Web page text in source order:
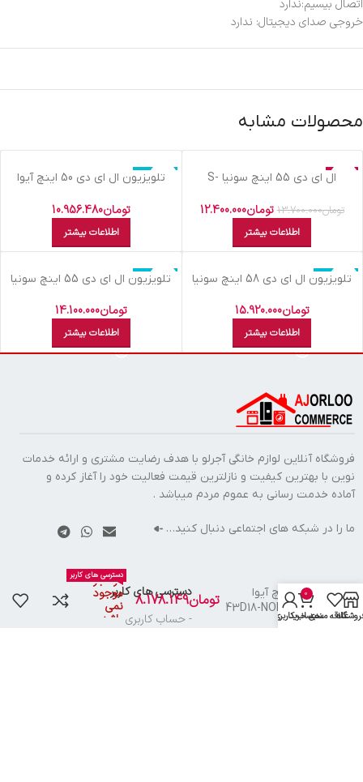
اتصال بی‎سیم:ندارد
خروجی صدای دیجیتال: ندارد
محصولات مشابه
حراج
ال اي دي 55 اينچ سونيا S-
تومان13.700.000 تومان12.400.000
اطلاعات بیشتر
اتمام موجودی
تلویزیون ال اي دي 50 اينچ آيوا
تومان10.956.480
اطلاعات بیشتر
اتمام موجودی
تلویزیون ال اي دي 58 اينچ سونيا
SMARTتومان15.920.000
اطلاعات بیشتر
اتمام موجودی
تلویزیون ال اي دي 55 اينچ سونیا
تومان14.100.000
اطلاعات بیشتر
فروشگاه آنلاین لوازم خانگی آجرلو با هدف رضایت مشتری و ارائه خدمات
نوین با بهترین کیفیت و نازلترین قیمت فعالیت خود را آغاز کرده و
آماده خدمت رسانی به عموم مردم میباشد .
ما را در شبکه های اجتماعی دنبال کنید…
لینک های مهم
- صفحه اصلی
دسترسی های کاربر
دسترسی های کاربر
- حساب کاربری
43 اينچ آيوا
43D18-NORMAL-
FHD
تومان8.178.149
در انبار
موجود
نمی
باشد علاقه مندی
0
سبد خرید
حساب کاربری من